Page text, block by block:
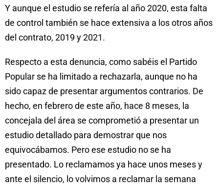
Y aunque el estudio se refería al año 2020, esta falta
de control también se hace extensiva a los otros años
del contrato, 2019 y 2021.
Respecto a esta denuncia, como sabéis el Partido
Popular se ha limitado a rechazarla, aunque no ha
sido capaz de presentar argumentos contrarios. De
hecho, en febrero de este año, hace 8 meses, la
concejala del área se comprometió a presentar un
estudio detallado para demostrar que nos
equivocábamos. Pero ese estudio no se ha
presentado. Lo reclamamos ya hace unos meses y
ante el silencio, lo volvimos a reclamar la semana